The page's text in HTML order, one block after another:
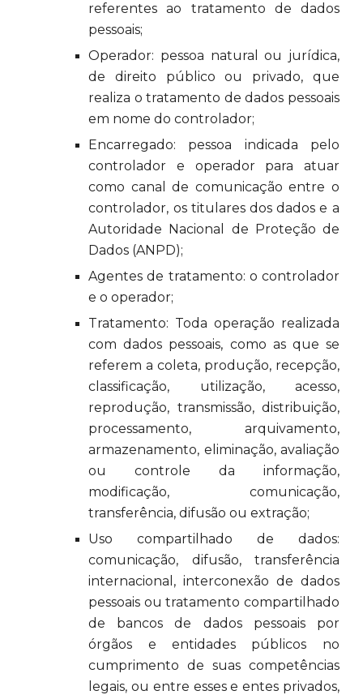
referentes ao tratamento de dados
pessoais;
Operador: pessoa natural ou jurídica,
de direito público ou privado, que
realiza o tratamento de dados pessoais
em nome do controlador;
Encarregado: pessoa indicada pelo
controlador e operador para atuar
como canal de comunicação entre o
controlador, os titulares dos dados e a
Autoridade Nacional de Proteção de
Dados (ANPD);
Agentes de tratamento: o controlador
e o operador;
Tratamento: Toda operação realizada
com dados pessoais, como as que se
referem a coleta, produção, recepção,
classificação, utilização, acesso,
reprodução, transmissão, distribuição,
processamento, arquivamento,
armazenamento, eliminação, avaliação
ou controle da informação,
modificação, comunicação,
transferência, difusão ou extração;
Uso compartilhado de dados:
comunicação, difusão, transferência
internacional, interconexão de dados
pessoais ou tratamento compartilhado
de bancos de dados pessoais por
órgãos e entidades públicos no
cumprimento de suas competências
legais, ou entre esses e entes privados,